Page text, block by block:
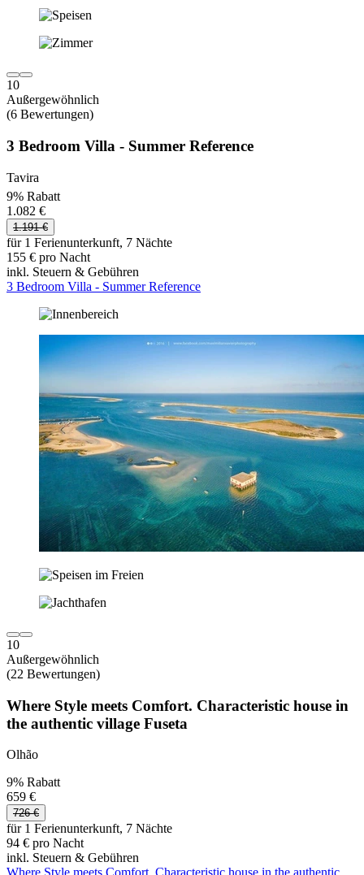
10
Außergewöhnlich
(6 Bewertungen)
3 Bedroom Villa - Summer Reference
Tavira
9% Rabatt
1.082 €
1.191 €
für 1 Ferienunterkunft, 7 Nächte
155 € pro Nacht
inkl. Steuern & Gebühren
3 Bedroom Villa - Summer Reference
10
Außergewöhnlich
(22 Bewertungen)
Where Style meets Comfort. Characteristic house in
the authentic village Fuseta
Olhão
9% Rabatt
659 €
726 €
für 1 Ferienunterkunft, 7 Nächte
94 € pro Nacht
inkl. Steuern & Gebühren